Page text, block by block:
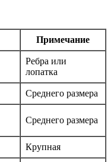
Примечание
Ребра или
лопатка
Среднего размера
Среднего размера
Крупная